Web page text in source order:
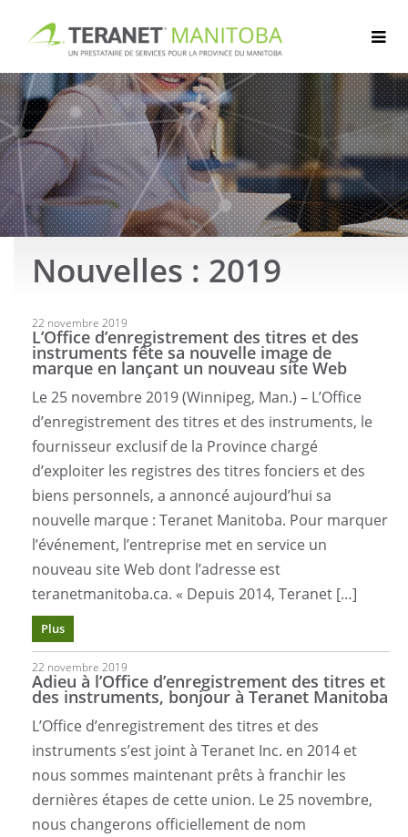
contenu
Nouvelles : 2019
Articles
22 novembre 2019
L’Office d’enregistrement des titres et des
instruments fête sa nouvelle image de
marque en lançant un nouveau site Web
Le 25 novembre 2019 (Winnipeg, Man.) – L’Office
d’enregistrement des titres et des instruments, le
fournisseur exclusif de la Province chargé
d’exploiter les registres des titres fonciers et des
biens personnels, a annoncé aujourd’hui sa
nouvelle marque : Teranet Manitoba. Pour marquer
l’événement, l’entreprise met en service un
nouveau site Web dont l’adresse est
teranetmanitoba.ca. « Depuis 2014, Teranet […]
Plus
22 novembre 2019
Adieu à l’Office d’enregistrement des titres et
des instruments, bonjour à Teranet Manitoba
L’Office d’enregistrement des titres et des
instruments s’est joint à Teranet Inc. en 2014 et
nous sommes maintenant prêts à franchir les
dernières étapes de cette union. Le 25 novembre,
nous changerons officiellement de nom